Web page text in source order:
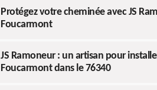
Protégez votre cheminée avec JS
Foucarmont
JS Ramoneur : un artisan pour
Foucarmont dans le 76340